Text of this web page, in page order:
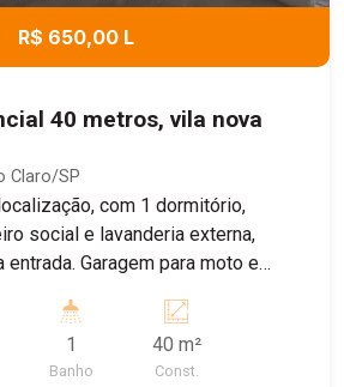
R$ 650,00 L
40 metros, vila nova
Claro/SP
com 1 dormitório,
social e lavanderia externa,
para moto e
1
Banho
40 m²
Const.